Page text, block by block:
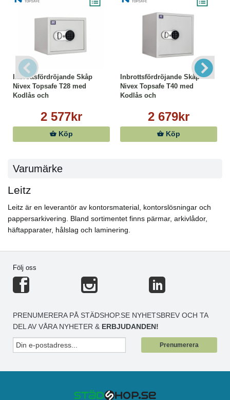
Inbrottsfördröjande Skåp
Nivex Topsafe T28 med
Kodlås och
2 577kr
Köp
Inbrottsfördröjande Skåp
Nivex Topsafe T40 med
Kodlås och
2 679kr
Köp
Varumärke
Leitz
Leitz är en leverantör av kontorsmaterial, kontorslösningar och
pappersarkivering. Bland sortimentet finns pärmar, arkivlådor,
häftapparater, hålslag och laminering.
Följ oss
PRENUMERERA PÅ STÄDSHOP.SE NYHETSBREV OCH TA
DEL AV VÅRA NYHETER & ERBJUDANDEN!
Prenumerera